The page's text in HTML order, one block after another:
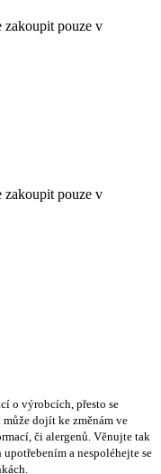
zakoupit pouze v
zakoupit pouze v
o výrobcích, přesto se
dojít ke změnám ve
či alergenů. Věnujte tak
a nespoléhejte se